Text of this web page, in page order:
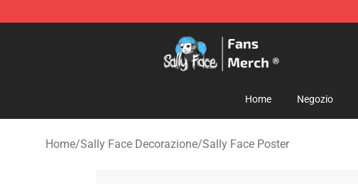
Sally Face Store - Official Sally Face Merchandise Shop
Home Negozio
Home/Sally Face Decorazione/Sally Face Poster